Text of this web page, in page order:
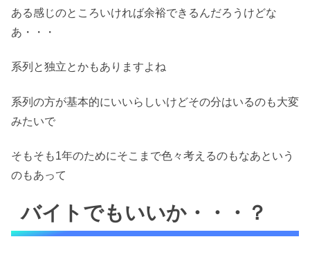
ある感じのところいければ余裕できるんだろうけどな
あ・・・
系列と独立とかもありますよね
系列の方が基本的にいいらしいけどその分はいるのも大変
みたいで
そもそも1年のためにそこまで色々考えるのもなあという
のもあって
バイトでもいいか・・・？